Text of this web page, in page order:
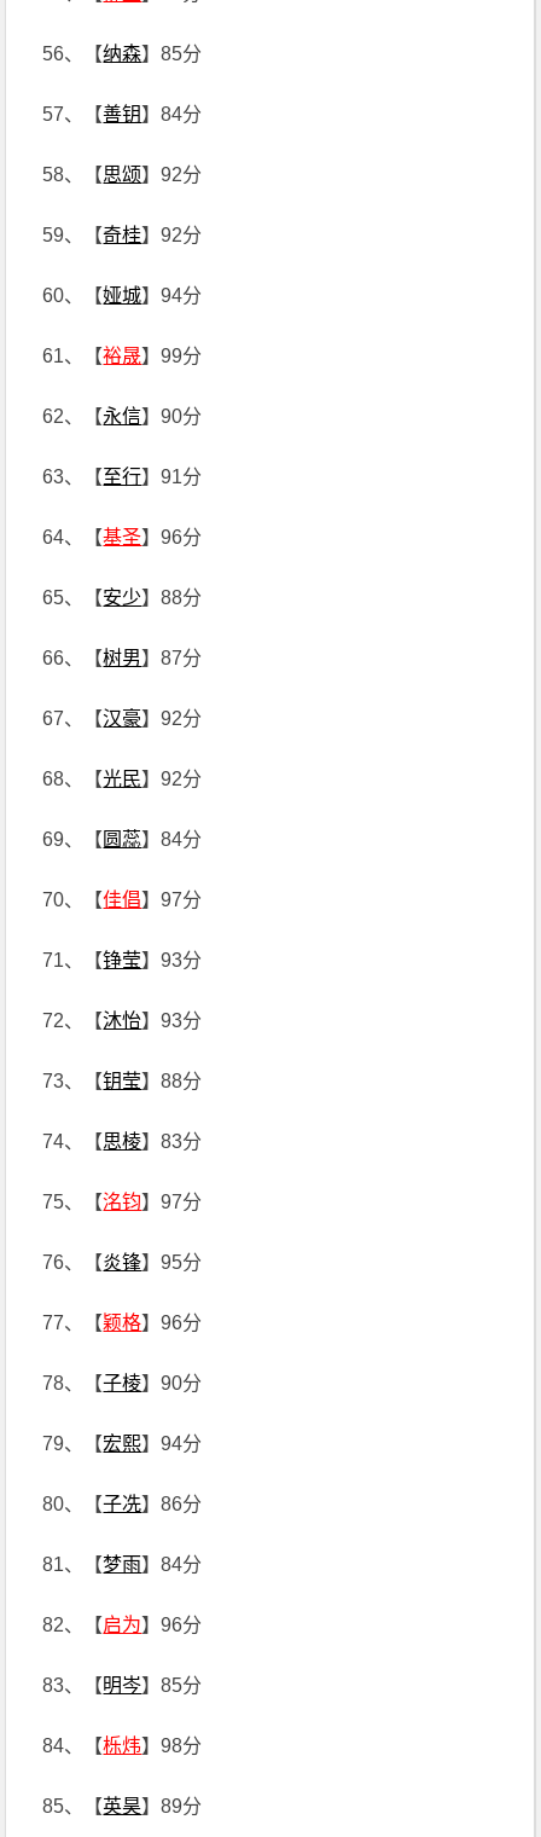
56、【纳森】85分
57、【善钥】84分
58、【思颂】92分
59、【奇桂】92分
60、【娅城】94分
61、【裕晟】99分
62、【永信】90分
63、【至行】91分
64、【基圣】96分
65、【安少】88分
66、【树男】87分
67、【汉豪】92分
68、【光民】92分
69、【 圆蕊】84分
70、【佳倡】97分
71、【铮莹】93分
72、【沐怡】93分
73、【钥莹】88分
74、【思棱】83分
75、【洺钧】97分
76、【炎锋】95分
77、【颖格】96分
78、【子棱】90分
79、【宏熙】94分
80、【子冼】86分
81、【梦雨】84分
82、【启为】96分
83、【明岑】85分
84、【栎炜】98分
85、【英昊】89分